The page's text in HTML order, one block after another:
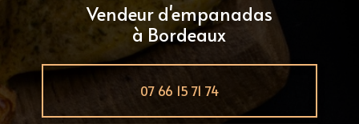
Vendeur d'empanadas
à Bordeaux
07 66 15 71 74